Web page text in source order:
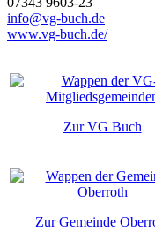
info@vg-buch.de
www.vg-buch.de/
Zur VG Buch
Zur Gemeinde